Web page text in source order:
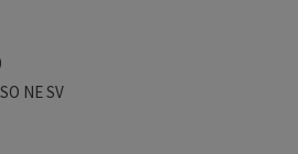
úterý
ve středu
ve čtvrtek
Otevřeno v pátek
SO Otevřeno v sobotu
NE Otevřeno v neděli
SVOtevřeno o svátcích